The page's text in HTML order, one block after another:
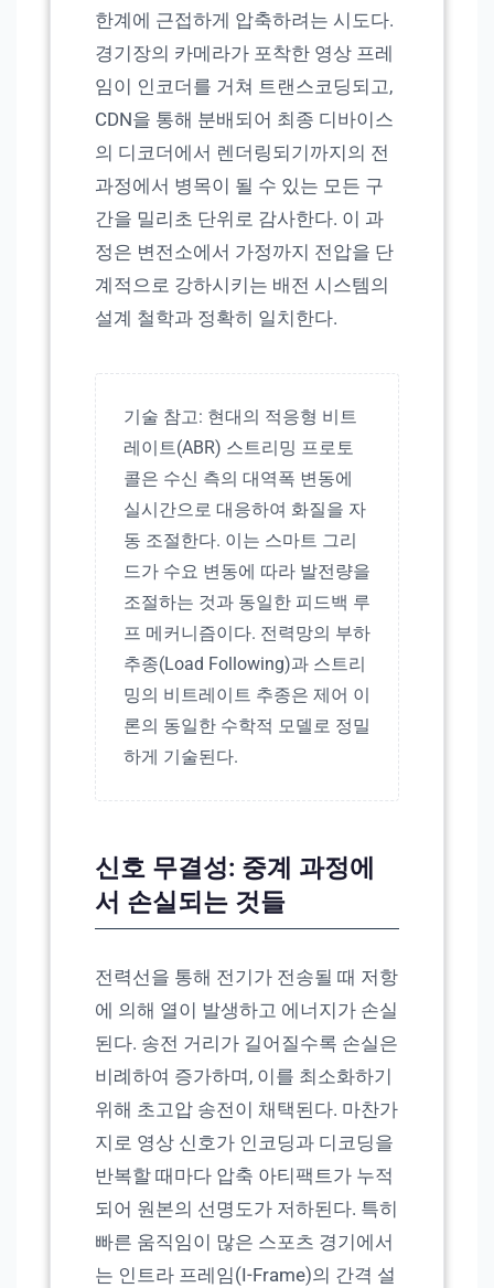
한계에 근접하게 압축하려는 시도다.
경기장의 카메라가 포착한 영상 프레
임이 인코더를 거쳐 트랜스코딩되고,
CDN을 통해 분배되어 최종 디바이스
의 디코더에서 렌더링되기까지의 전
과정에서 병목이 될 수 있는 모든 구
간을 밀리초 단위로 감사한다. 이 과
정은 변전소에서 가정까지 전압을 단
계적으로 강하시키는 배전 시스템의
설계 철학과 정확히 일치한다.
기술 참고: 현대의 적응형 비트
레이트(ABR) 스트리밍 프로토
콜은 수신 측의 대역폭 변동에
실시간으로 대응하여 화질을 자
동 조절한다. 이는 스마트 그리
드가 수요 변동에 따라 발전량을
조절하는 것과 동일한 피드백 루
프 메커니즘이다. 전력망의 부하
추종(Load Following)과 스트리
밍의 비트레이트 추종은 제어 이
론의 동일한 수학적 모델로 정밀
하게 기술된다.
신호 무결성: 중계 과정에
서 손실되는 것들
전력선을 통해 전기가 전송될 때 저항
에 의해 열이 발생하고 에너지가 손실
된다. 송전 거리가 길어질수록 손실은
비례하여 증가하며, 이를 최소화하기
위해 초고압 송전이 채택된다. 마찬가
지로 영상 신호가 인코딩과 디코딩을
반복할 때마다 압축 아티팩트가 누적
되어 원본의 선명도가 저하된다. 특히
빠른 움직임이 많은 스포츠 경기에서
는 인트라 프레임(I-Frame)의 간격 설